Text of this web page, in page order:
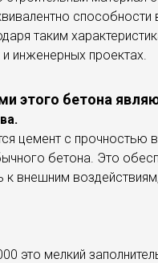
таким
инженерных проектах.
этого бетона
цемент с прочностью
бетона. Это
к внешним
это мелкий